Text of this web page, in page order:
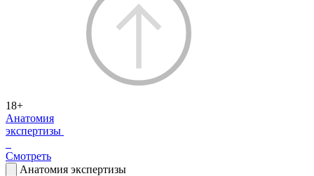
18+
Анатомия
экспертизы
Смотреть
Анатомия экспертизы